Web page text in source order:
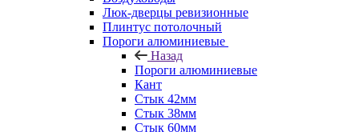
Люк-дверцы ревизионные
Плинтус потолочный
Пороги алюминиевые
Назад
Пороги алюминиевые
Кант
Стык 42мм
Стык 38мм
Стык 60мм